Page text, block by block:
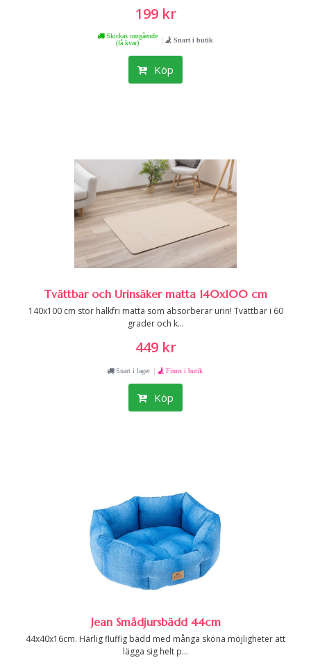
199 kr
Skickas omgående
(få kvar)
| Snart i butik
Köp
Tvättbar och Urinsäker matta 140x100 cm
140x100 cm stor halkfri matta som absorberar urin! Tvättbar i 60
grader och k...
449 kr
Snart i lager | Finns i butik
Köp
Jean Smådjursbädd 44cm
44x40x16cm. Härlig fluffig bädd med många sköna möjligheter att
lägga sig helt p...